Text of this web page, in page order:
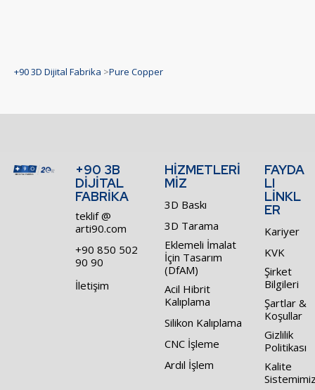
+90 3D Dijital Fabrika >Pure Copper
+90 3B
DİJİTAL
FABRİKA
teklif @
arti90.com
+90 850 502
90 90
İletişim
HİZMETLERİ
MİZ
3D Baskı
3D Tarama
Eklemeli İmalat
İçin Tasarım
(DfAM)
Acil Hibrit
Kalıplama
Silikon Kalıplama
CNC İşleme
Ardıl İşlem
FAYDA
LI
LİNKL
ER
Kariyer
KVK
Şirket
Bilgileri
Şartlar &
Koşullar
Gizlilik
Politikası
Kalite